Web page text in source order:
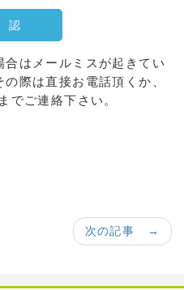
はメールミスが起きてい
際は直接お電話頂くか、
ご連絡下さい。
次の記事 →